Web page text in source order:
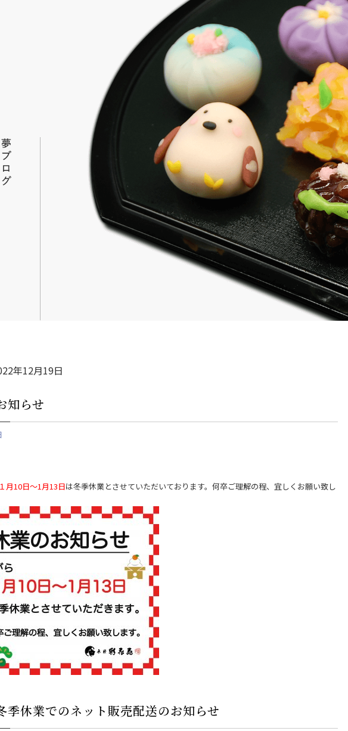
年12月19日
知らせ
１月10日～1月13日は冬季休業とさせていただいております。何卒ご理解の程、宜しくお願い致し
季休業でのネット販売配送のお知らせ